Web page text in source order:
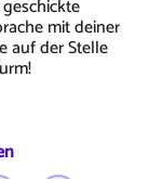
mit deiner
auf der Stelle